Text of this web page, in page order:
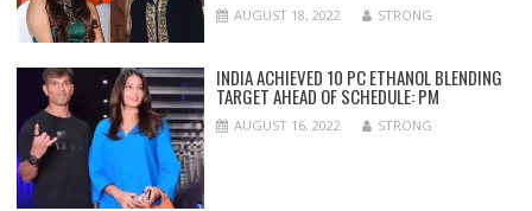
AUGUST 18, 2022 STRONG
INDIA ACHIEVED 10 PC ETHANOL BLENDING
TARGET AHEAD OF SCHEDULE: PM
AUGUST 16, 2022 STRONG